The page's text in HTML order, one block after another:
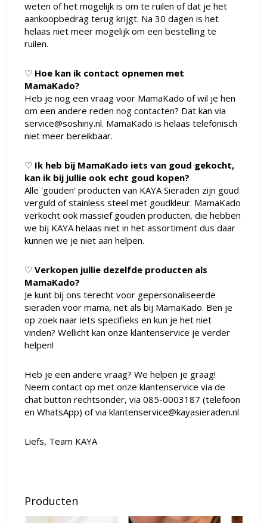
weten of het mogelijk is om te ruilen of dat je het
aankoopbedrag terug krijgt. Na 30 dagen is het
helaas niet meer mogelijk om een bestelling te
ruilen.
♡ Hoe kan ik contact opnemen met
MamaKado?
Heb je nog een vraag voor MamaKado of wil je hen
om een andere reden nog contacten? Dat kan via
service@soshiny.nl. MamaKado is helaas telefonisch
niet meer bereikbaar.
♡ Ik heb bij MamaKado iets van goud gekocht,
kan ik bij jullie ook echt goud kopen?
Alle 'gouden' producten van KAYA Sieraden zijn goud
verguld of stainless steel met goudkleur. MamaKado
verkocht ook massief gouden producten, die hebben
we bij KAYA helaas niet in het assortiment dus daar
kunnen we je niet aan helpen.
♡ Verkopen jullie dezelfde producten als
MamaKado?
Je kunt bij ons terecht voor gepersonaliseerde
sieraden voor mama, net als bij MamaKado. Ben je
op zoek naar iets specifieks en kun je het niet
vinden? Wellicht kan onze klantenservice je verder
helpen!
Heb je een andere vraag? We helpen je graag!
Neem contact op met onze klantenservice via de
chat button rechtsonder, via 085-0003187 (telefoon
en WhatsApp) of via klantenservice@kayasieraden.nl
Liefs, Team KAYA
Producten